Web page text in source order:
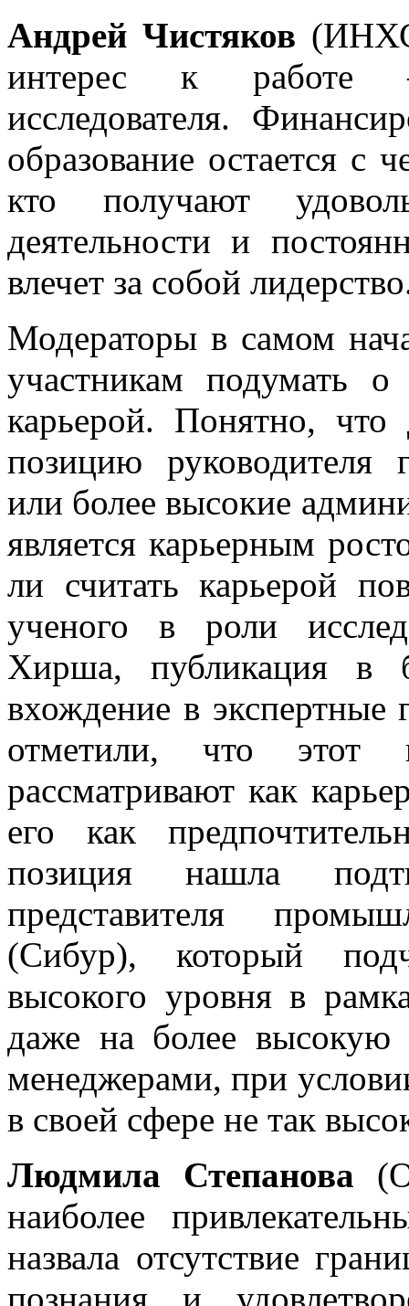
Андрей Чистяков
интерес к работе
исследователя.
образование остается с
кто получают
деятельности и
влечет за собой
Модераторы в самом
участникам подумать
карьерой. Понятно, что
позицию руководителя
или более высокие
является карьерным
ли считать карьерой
ученого в роли
Хирша, публикация в
вхождение в
отметили, что этот
рассматривают как
его как
позиция нашла
представителя
(Сибур), который
высокого уровня в
даже на более высокую
менеджерами, при
в своей сфере не так
Людмила Степанова
наиболее
назвала отсутствие
познания и